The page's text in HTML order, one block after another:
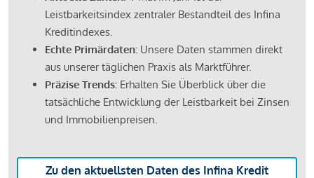
Leistbarkeitsindex zentraler Bestandteil des Infina
Kreditindexes.
Echte Primärdaten: Unsere Daten stammen direkt
aus unserer täglichen Praxis als Marktführer.
Präzise Trends: Erhalten Sie Überblick über die
tatsächliche Entwicklung der Leistbarkeit bei Zinsen
und Immobilienpreisen.
Zu den aktuellsten Daten des Infina Kredit